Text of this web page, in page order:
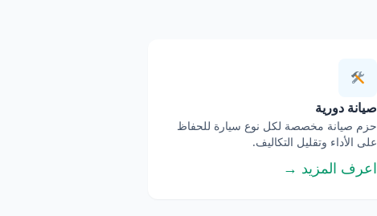
صيانة دورية
حزم صيانة مخصصة لكل نوع سيارة للحفاظ
على الأداء وتقليل التكاليف.
اعرف المزيد →